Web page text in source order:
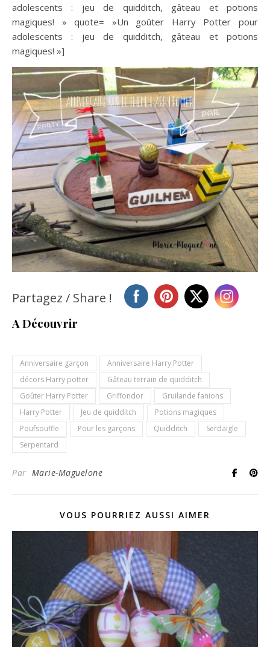
adolescents : jeu de quidditch, gâteau et potions
magiques! » quote= »Un goûter Harry Potter pour
adolescents : jeu de quidditch, gâteau et potions
magiques! »]
Partagez / Share !
A Découvrir
Anniversaire garçon
Anniversaire Harry Potter
décors Harry potter
Gâteau terrain de quidditch
Goûter Harry Potter
Griffondor
Gruilande fanions
Harry Potter
Jeu de quidditch
Potions magiques
Poufsouffle
Pour les garçons Quidditch
Serdaigle
Serpentard
Par Marie-Maguelone
VOUS POURRIEZ AUSSI AIMER